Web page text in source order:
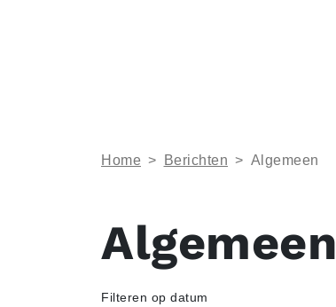
Home > Berichten > Algemeen
Algemeen
Filteren op datum